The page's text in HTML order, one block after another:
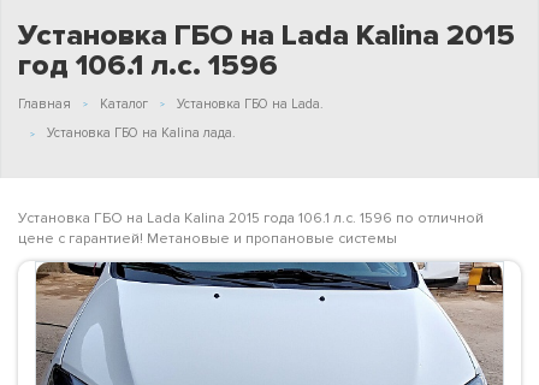
Установка ГБО на Lada Kalina 2015
год 106.1 л.с. 1596
Главная Каталог
Установка ГБО на Lada.
Установка ГБО на Kalina лада.
Установка ГБО на Lada Kalina 2015 года 106.1 л.с. 1596 по отличной
цене с гарантией! Метановые и пропановые системы